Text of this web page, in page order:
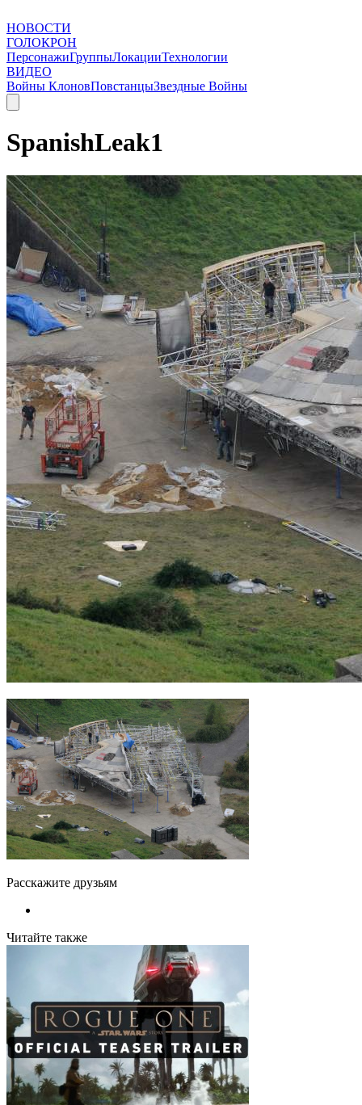
НОВОСТИ
ГОЛОКРОН
ПерсонажиГруппыЛокацииТехнологии
ВИДЕО
Войны КлоновПовстанцыЗвездные Войны
SpanishLeak1
Расскажите друзьям
Читайте также